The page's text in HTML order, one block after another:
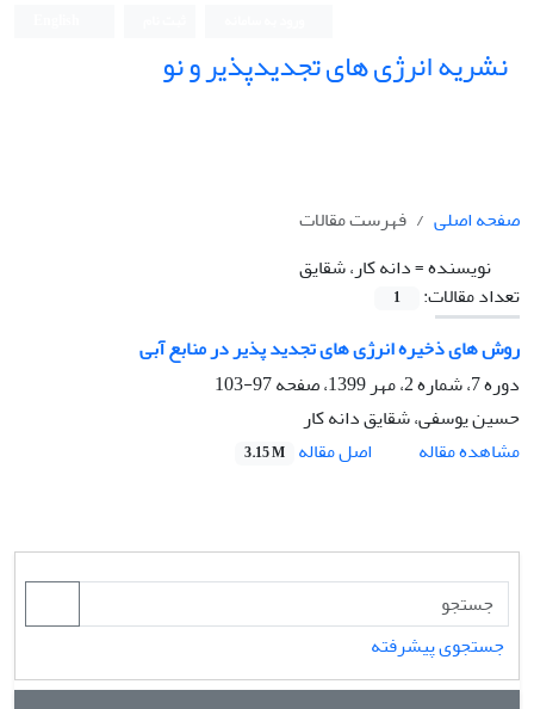
نشریه انرژی های تجدیدپذیر و نو
صفحه اصلی
فهرست مقالات
نویسنده =دانه کار، شقایق
تعداد مقالات:
1
روش های ذخیره انرژی های تجدید پذیر در منابع آبی
دوره 7، شماره 2، مهر 1399، صفحه
97-103
حسین یوسفی، شقایق دانه کار
مشاهده مقاله
اصل مقاله 3.15 M
جستجوی پیشرفته